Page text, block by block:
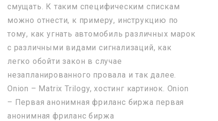
смущать. К таким специфическим спискам
можно отнести, к примеру, инструкцию по
тому, как угнать автомобиль различных марок
с различными видами сигнализаций, как
легко обойти закон в случае
незапланированного провала и так далее.
Onion – Matrix Trilogy, хостинг картинок. Onion
– Первая анонимная фриланс биржа первая
анонимная фриланс биржа